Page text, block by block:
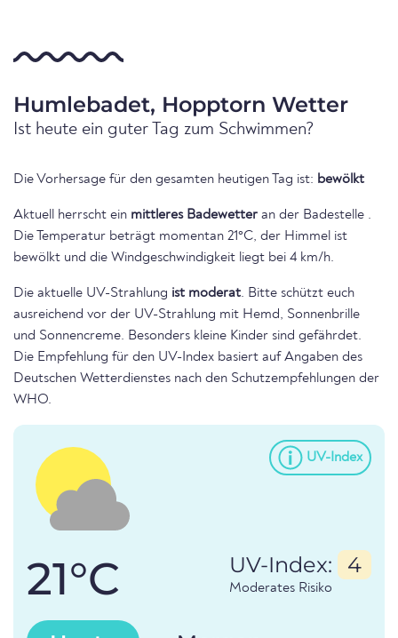
Humlebadet, Hopptorn Wetter
Ist heute ein guter Tag zum Schwimmen?
Die Vorhersage für den gesamten heutigen Tag ist: bewölkt
Aktuell herrscht ein mittleres Badewetter an der Badestelle .
Die Temperatur beträgt momentan 21°C, der Himmel ist
bewölkt und die Windgeschwindigkeit liegt bei 4 km/h.
Die aktuelle UV-Strahlung ist moderat. Bitte schützt euch
ausreichend vor der UV-Strahlung mit Hemd, Sonnenbrille
und Sonnencreme. Besonders kleine Kinder sind gefährdet.
Die Empfehlung für den UV-Index basiert auf Angaben des
Deutschen Wetterdienstes nach den Schutzempfehlungen der
WHO.
UV-Index
21°C UV-Index: 4
Moderates Risiko